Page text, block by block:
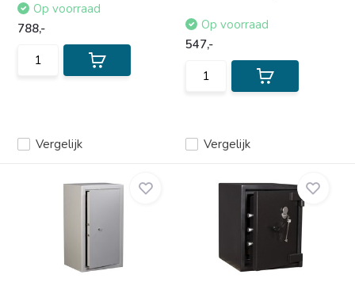
Vergelijk
Op voorraad
788,-
Vergelijk
Op voorraad
547,-